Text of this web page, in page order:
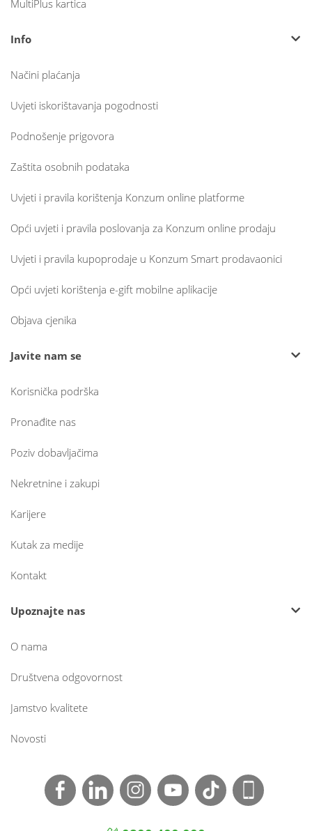
MultiPlus kartica
Info
Načini plaćanja
Uvjeti iskorištavanja pogodnosti
Podnošenje prigovora
Zaštita osobnih podataka
Uvjeti i pravila korištenja Konzum online platforme
Opći uvjeti i pravila poslovanja za Konzum online prodaju
Uvjeti i pravila kupoprodaje u Konzum Smart prodavaonici
Opći uvjeti korištenja e-gift mobilne aplikacije
Objava cjenika
Javite nam se
Korisnička podrška
Pronađite nas
Poziv dobavljačima
Nekretnine i zakupi
Karijere
Kutak za medije
Kontakt
Upoznajte nas
O nama
Društvena odgovornost
Jamstvo kvalitete
Novosti